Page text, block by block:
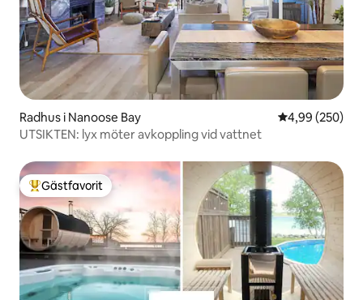
Radhus i Nanoose Bay 4,99 av 5 i
4,99 (250)
UTSIKTEN: lyx möter avkoppling vid vattnet
Populär gästfavorit
Gästfavorit